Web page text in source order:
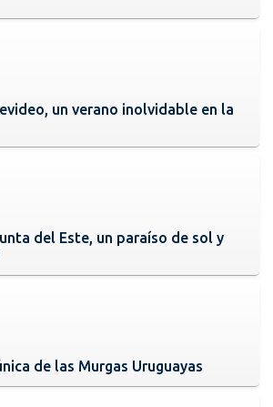
un verano inolvidable en la
del Este, un paraíso de sol y
de las Murgas Uruguayas